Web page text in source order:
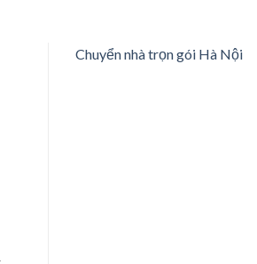
Chuyển nhà trọn gói Hà Nội